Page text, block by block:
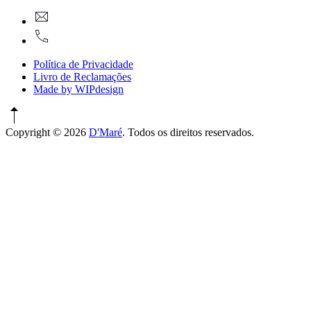
Window
Política de Privacidade
Livro de Reclamações
Made by WIPdesign
Copyright © 2026 D'Maré. Todos os direitos reservados.